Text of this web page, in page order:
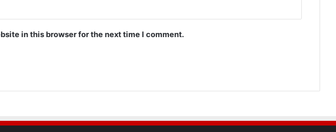
in this browser for the next time I comment.